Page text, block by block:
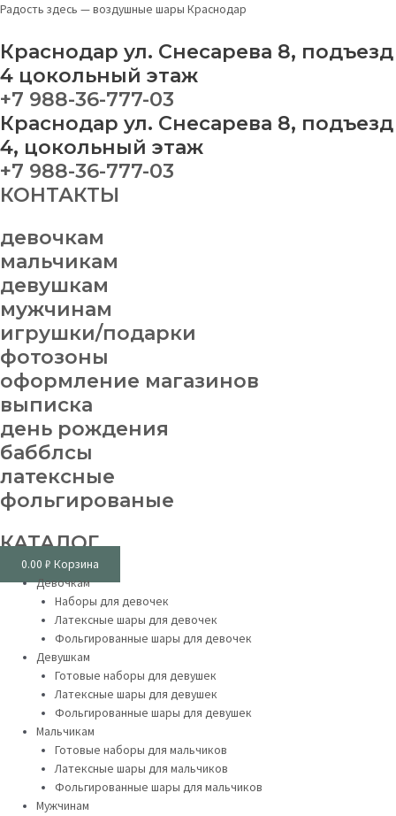
Перейти
содержимому
Радость здесь — воздушные шары Краснодар
Краснодар ул. Снесарева 8, подъезд
4 цокольный этаж
+7 988-36-777-03
Краснодар ул. Снесарева 8, подъезд
4, цокольный этаж
+7 988-36-777-03
КОНТАКТЫ
девочкам
мальчикам
девушкам
мужчинам
игрушки/подарки
фотозоны
оформление магазинов
выписка
день рождения
бабблсы
латексные
фольгированые
КАТАЛОГ
0.00 ₽ Корзина
Меню
Девочкам
Наборы для девочек
Латексные шары для девочек
Фольгированные шары для девочек
Девушкам
Готовые наборы для девушек
Латексные шары для девушек
Фольгированные шары для девушек
Мальчикам
Готовые наборы для мальчиков
Латексные шары для мальчиков
Фольгированные шары для мальчиков
Мужчинам
Набор
№
142
quantity
This
has
variants.
The
options
be
chosen